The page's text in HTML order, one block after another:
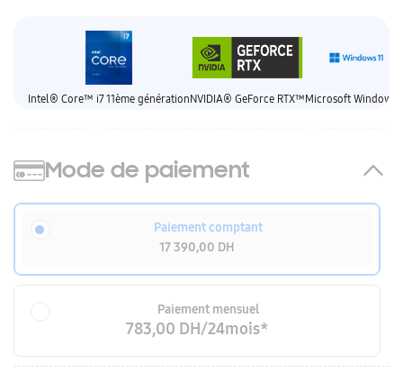
Intel® Core™ i7 11ème génération NVIDIA® GeForce RTX™ Microsoft Windows
Mode de paiement
Paiement comptant
17 390,00 DH
Paiement mensuel
783,00 DH/24mois*